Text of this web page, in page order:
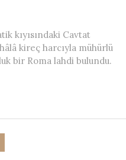
kıyısındaki Cavtat
hâlâ kireç harcıyla mühürlü
bir Roma lahdi bulundu.